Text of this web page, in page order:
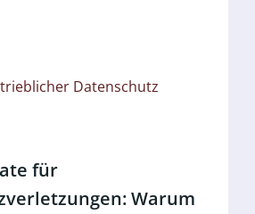
Datenschutz
für
Warum